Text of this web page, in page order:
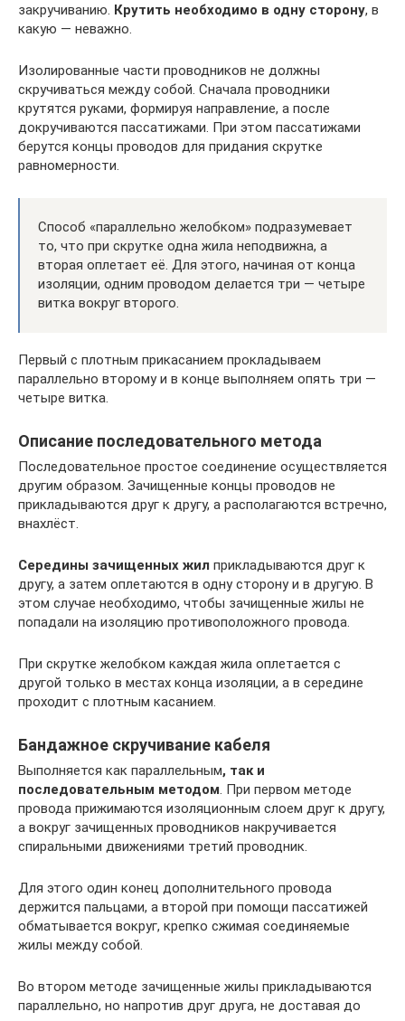
закручиванию. Крутить необходимо в одну сторону, в
какую — неважно.
Изолированные части проводников не должны
скручиваться между собой. Сначала проводники
крутятся руками, формируя направление, а после
докручиваются пассатижами. При этом пассатижами
берутся концы проводов для придания скрутке
равномерности.
Способ «параллельно желобком» подразумевает
то, что при скрутке одна жила неподвижна, а
вторая оплетает её. Для этого, начиная от конца
изоляции, одним проводом делается три — четыре
витка вокруг второго.
Первый с плотным прикасанием прокладываем
параллельно второму и в конце выполняем опять три —
четыре витка.
Описание последовательного метода
Последовательное простое соединение осуществляется
другим образом. Зачищенные концы проводов не
прикладываются друг к другу, а располагаются встречно,
внахлёст.
Середины зачищенных жил прикладываются друг к
другу, а затем оплетаются в одну сторону и в другую. В
этом случае необходимо, чтобы зачищенные жилы не
попадали на изоляцию противоположного провода.
При скрутке желобком каждая жила оплетается с
другой только в местах конца изоляции, а в середине
проходит с плотным касанием.
Бандажное скручивание кабеля
Выполняется как параллельным, так и
последовательным методом. При первом методе
провода прижимаются изоляционным слоем друг к другу,
а вокруг зачищенных проводников накручивается
спиральными движениями третий проводник.
Для этого один конец дополнительного провода
держится пальцами, а второй при помощи пассатижей
обматывается вокруг, крепко сжимая соединяемые
жилы между собой.
Во втором методе зачищенные жилы прикладываются
параллельно, но напротив друг друга, не доставая до